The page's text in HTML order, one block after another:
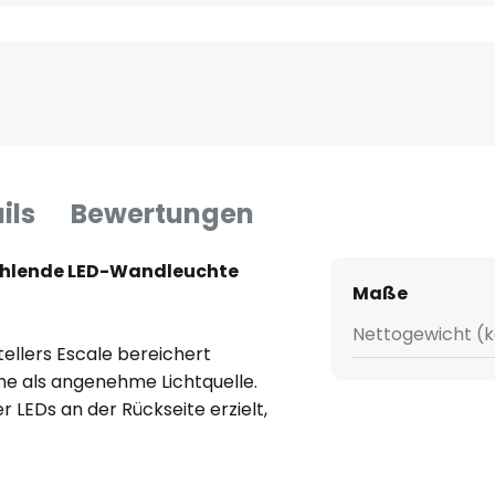
Bewertungen
LED-Wandleuchte
Escale bereichert
als angenehme Lichtquelle.
LEDs an der Rückseite erzielt,
Maße
Nettogewicht